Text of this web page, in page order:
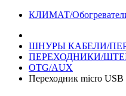
КЛИМАТ/
ШНУРЫ КАБЕЛИ/
ПЕРЕХОДНИКИ/
OTG/AUX
Переходник micro